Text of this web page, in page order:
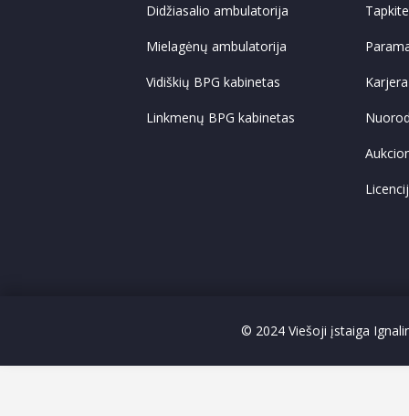
Didžiasalio ambulatorija
Mielagėnų ambulatorija
Vidiškių BPG kabinetas
Linkmenų BPG kabinetas
Karjera
© 2024 Viešoji įstaiga